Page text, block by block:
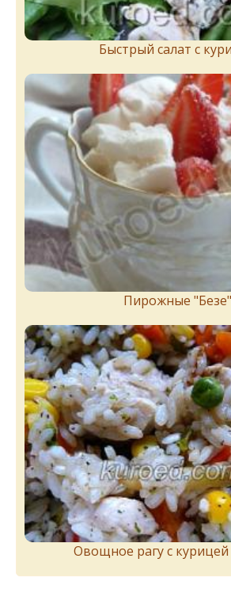
Быстрый салат с
Пирожныe "Бeзe"
Овощное рагу с